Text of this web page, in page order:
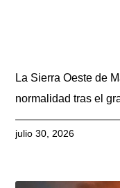
La Sierra Oeste de
normalidad tras el
julio 30, 2026